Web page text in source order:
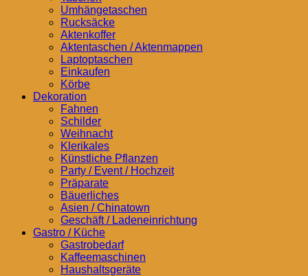
Umhängetaschen
Rucksäcke
Aktenkoffer
Aktentaschen / Aktenmappen
Laptoptaschen
Einkaufen
Körbe
Dekoration
Fahnen
Schilder
Weihnacht
Klerikales
Künstliche Pflanzen
Party / Event / Hochzeit
Präparate
Bäuerliches
Asien / Chinatown
Geschäft / Ladeneinrichtung
Gastro / Küche
Gastrobedarf
Kaffeemaschinen
Haushaltsgeräte